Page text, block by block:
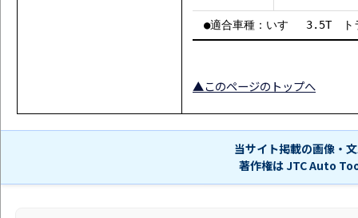
●適合車種：いすゞ 3.5T ト
▲このページのトップへ
当サイト掲載の画像・
著作権は JTC Auto